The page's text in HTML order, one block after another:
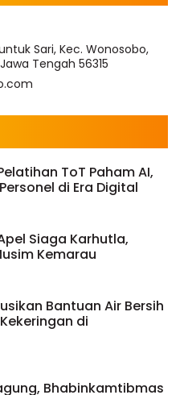
Sari, Kec. Wonosobo,
Tengah 56315
ToT Paham AI,
di Era Digital
Siaga Karhutla,
Kemarau
Bantuan Air Bersih
di
Bhabinkamtibmas